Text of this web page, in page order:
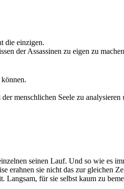
die einzigen.
der Assassinen zu eigen zu
die die Assassinen unter allen
menschlichen Seele zu
und in einem
als sogenannter Vollstrecker unter
seinen Lauf. Und so wie es
erahnen sie nicht das zur gleichen
für sie selbst kaum zu
sie Hilfe. Beistand von den großen